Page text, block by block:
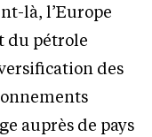
là, l’Europe
du pétrole
des
auprès de pays